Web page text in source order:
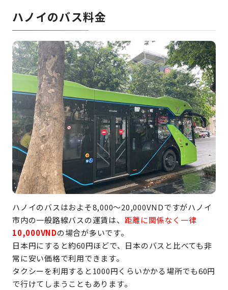
ハノイのバス料金
ハノイのバスはおよそ8,000～20,000VNDですがハノイ
市内の一般路線バスの運賃は、 距離に関係なく一律
10,000VNDの場合が多いです。
日本円にすると約60円ほどで、日本のバスと比べても非
常に安い価格で利用できます。
タクシーを利用すると1000円くらいかかる場所でも60円
で行けてしまうこともあります。